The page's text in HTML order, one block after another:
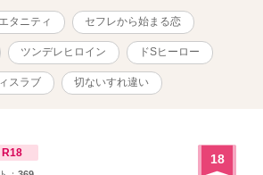
ない感情……美郷にとってのはじめての恋
、ケイにはなにか秘密がありそうで……。
エタニティ セフレから始まる恋
ツンデレヒロイン ドSヒーロー
スラブ 切ないすれ違い
R18 18